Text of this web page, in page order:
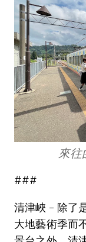
來往
###
清津峽 - 除了
大地藝術季而